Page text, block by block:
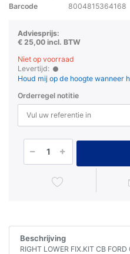
Barcode
8004815364168
Adviesprijs:
€ 25,00 incl. BTW
Niet op voorraad
Levertijd:
Houd mij op de hoogte wanneer
Orderregel notitie
Beschrijving
RIGHT LOWER FIX.KIT CB